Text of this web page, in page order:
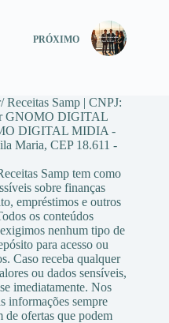
PRÓXIMO
Receitas Samp | CNPJ:
GNOMO DIGITAL
DIGITAL MIDIA -
Maria, CEP 18.611 -
Samp tem como
sobre finanças
empréstimos e outros
os conteúdos
nenhum tipo de
para acesso ou
Caso receba qualquer
ou dados sensíveis,
imediatamente. Nos
informações sempre
de ofertas que podem